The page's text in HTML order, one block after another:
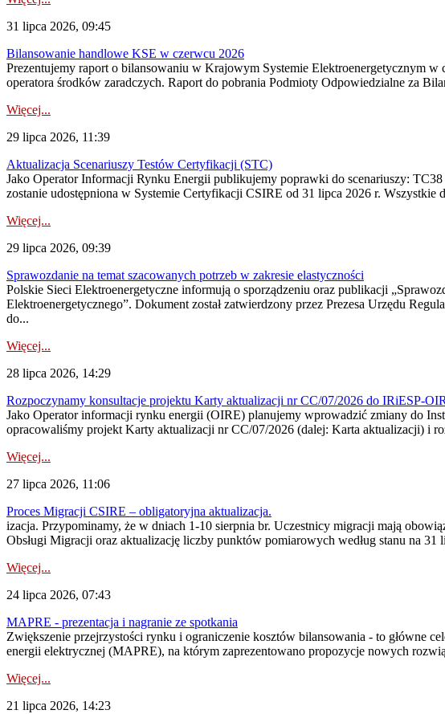
31 lipca 2026, 09:45
Bilansowanie handlowe KSE w czerwcu 2026
Prezentujemy raport o bilansowaniu w Krajowym Systemie Elektroenergetycznym
operatora środków zaradczych. Raport do pobrania Podmioty Odpowiedzialne za
Więcej...
29 lipca 2026, 11:39
Aktualizacja Scenariuszy Testów Certyfikacji (STC)
Jako Operator Informacji Rynku Energii publikujemy poprawki do scenariuszy:
zostanie udostępniona w Systemie Certyfikacji CSIRE od 31 lipca 2026 r. Wszystkie
Więcej...
29 lipca 2026, 09:39
Sprawozdanie na temat szacowanych potrzeb w zakresie elastyczności
Polskie Sieci Elektroenergetyczne informują o sporządzeniu oraz publikacji
Elektroenergetycznego”. Dokument został zatwierdzony przez Prezesa Urzędu
do...
Więcej...
28 lipca 2026, 14:29
Rozpoczynamy konsultacje projektu Karty aktualizacji nr CC/07/2026 do IRiESP-
Jako Operator informacji rynku energii (OIRE) planujemy wprowadzić zmiany do
opracowaliśmy projekt Karty aktualizacji nr CC/07/2026 (dalej: Karta aktualizacji) i
Więcej...
27 lipca 2026, 11:06
Proces Migracji CSIRE – obligatoryjna aktualizacja.
izacja. Przypominamy, że w dniach 1-10 sierpnia br. Uczestnicy migracji mają
Obsługi Migracji oraz aktualizację liczby punktów pomiarowych według stanu na
Więcej...
24 lipca 2026, 07:43
MAPRE - prezentacja i nagranie ze spotkania
Zwiększenie przejrzystości rynku i ograniczenie kosztów bilansowania - to główne
energii elektrycznej (MAPRE), na którym zaprezentowano propozycje nowych
Więcej...
21 lipca 2026, 14:23